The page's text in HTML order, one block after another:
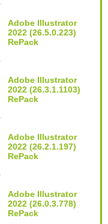
Adobe Illustrator
2022 (26.5.0.223)
RePack
Adobe Illustrator
2022 (26.3.1.1103)
RePack
Adobe Illustrator
2022 (26.2.1.197)
RePack
Adobe Illustrator
2022 (26.0.3.778)
RePack